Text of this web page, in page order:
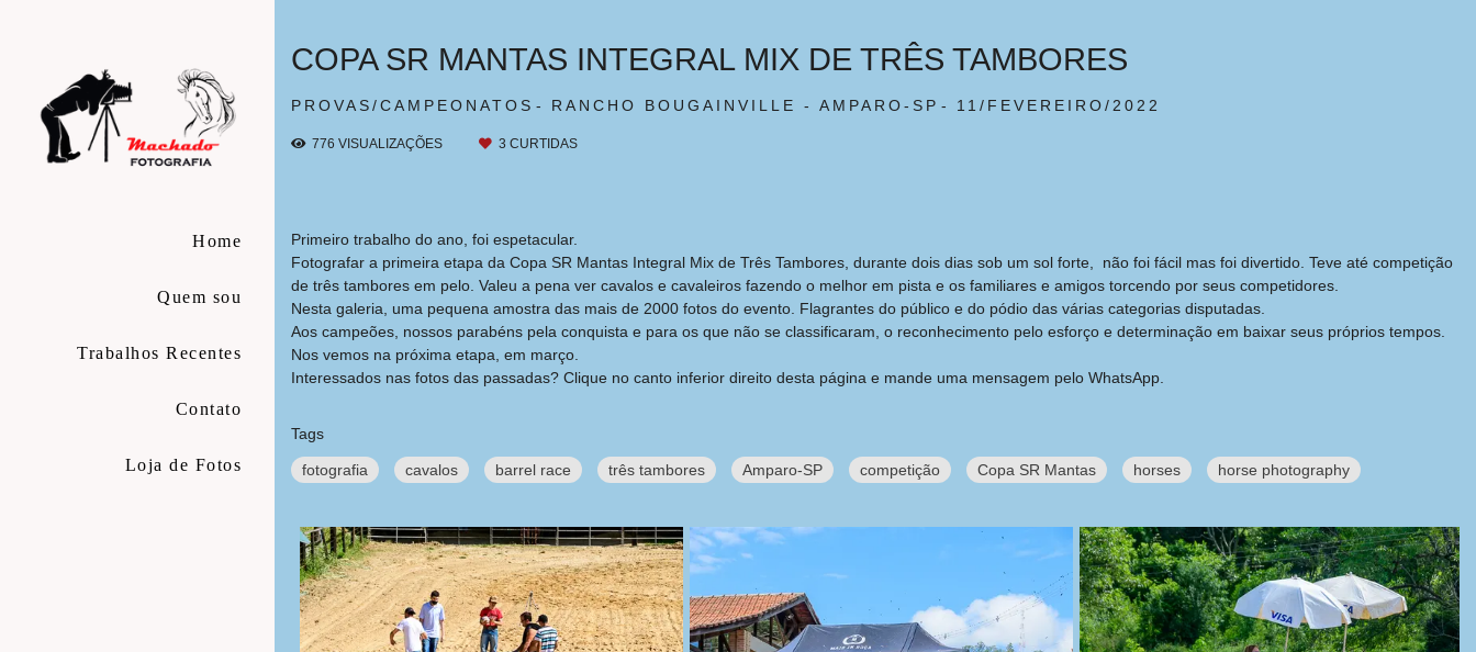
Home
Quem sou
Trabalhos Recentes
Contato
Loja de Fotos
PROVAS/CAMPEONATOS RANCHO BOUGAINVILLE - AMPARO-SP 11/FEVEREIRO/2022
COPA SR MANTAS INTEGRAL MIX DE TRÊS TAMBORES
776 VISUALIZAÇÕES 3 CURTIDAS
Primeiro trabalho do ano, foi espetacular.
Fotografar a primeira etapa da Copa SR Mantas Integral Mix de Três Tambores, durante dois dias sob um sol forte, não foi fácil mas foi divertido. Teve até competição
de três tambores em pelo. Valeu a pena ver cavalos e cavaleiros fazendo o melhor em pista e os familiares e amigos torcendo por seus competidores.
Nesta galeria, uma pequena amostra das mais de 2000 fotos do evento. Flagrantes do público e do pódio das várias categorias disputadas.
Aos campeões, nossos parabéns pela conquista e para os que não se classificaram, o reconhecimento pelo esforço e determinação em baixar seus próprios tempos.
Nos vemos na próxima etapa, em março.
Interessados nas fotos das passadas? Clique no canto inferior direito desta página e mande uma mensagem pelo WhatsApp.
Tags
fotografia cavalos barrel race três tambores Amparo-SP competição Copa SR Mantas horses horse photography